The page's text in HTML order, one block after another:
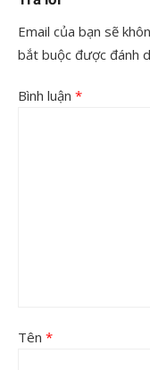
Email của bạn sẽ
bắt buộc được đánh
Bình luận *
Tên *